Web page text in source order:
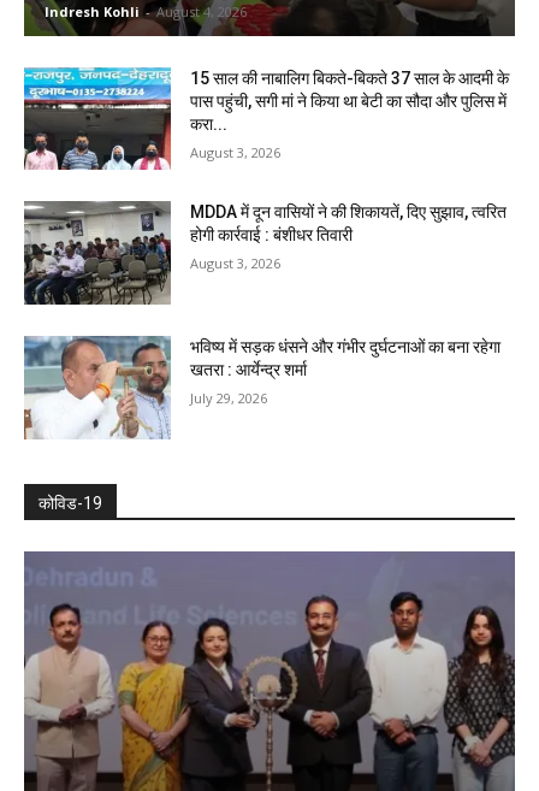
Indresh Kohli - August 4, 2026
15 साल की नाबालिग बिकते-बिकते 37 साल के आदमी के
पास पहुंची, सगी मां ने किया था बेटी का सौदा और पुलिस में
करा...
August 3, 2026
MDDA में दून वासियों ने की शिकायतें, दिए सुझाव, त्वरित
होगी कार्रवाई : बंशीधर तिवारी
August 3, 2026
भविष्य में सड़क धंसने और गंभीर दुर्घटनाओं का बना रहेगा
खतरा : आर्येन्द्र शर्मा
July 29, 2026
कोविड-19